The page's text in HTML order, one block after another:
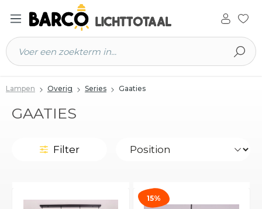
hoofdinhoud
Lampen Overig Series Gaaties
GAATIES
Filter
15%